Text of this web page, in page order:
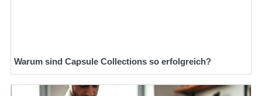
Warum sind Capsule Collections so erfolgreich?